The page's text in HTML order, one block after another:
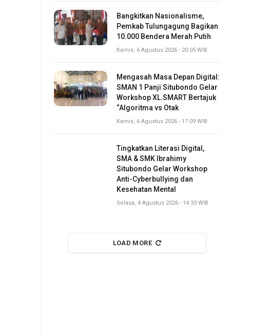
Bangkitkan Nasionalisme,
Pemkab Tulungagung Bagikan
10.000 Bendera Merah Putih
Kamis, 6 Agustus 2026 - 20:05 WIB
Mengasah Masa Depan Digital:
SMAN 1 Panji Situbondo Gelar
Workshop XL.SMART Bertajuk
“Algoritma vs Otak
Kamis, 6 Agustus 2026 - 17:09 WIB
Tingkatkan Literasi Digital,
SMA & SMK Ibrahimy
Situbondo Gelar Workshop
Anti-Cyberbullying dan
Kesehatan Mental
Selasa, 4 Agustus 2026 - 14:33 WIB
LOAD MORE